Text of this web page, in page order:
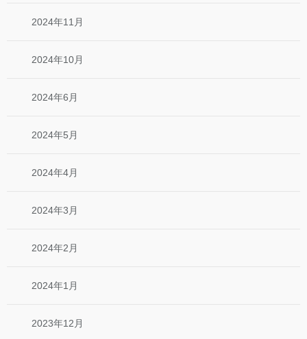
2024年11月
2024年10月
2024年6月
2024年5月
2024年4月
2024年3月
2024年2月
2024年1月
2023年12月